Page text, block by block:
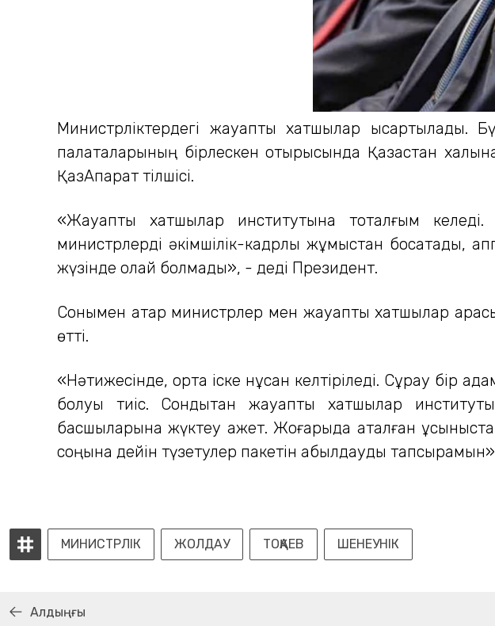
Министрліктердегі жауапты хатшылар
палаталарының бірлескен отырысында Қазақстан
ҚазАқпарат тілшісі.
«Жауапты хатшылар институтына тоқталғым
министрлерді әкімшілік-кадрлық жұмыстан босатады,
жүзінде олай болмады», - деді Президент.
Сонымен қатар министрлер мен жауапты хатшылар
өтті.
«Нәтижесінде, ортақ іске нұқсан келтіріледі. Сұрау
болуы тиіс. Сондықтан жауапты хатшылар
басшыларына жүктеу қажет. Жоғарыда аталған
соңына дейін түзетулер пакетін қабылдауды
МИНИСТРЛІК ЖОЛДАУ ТОҚАЕВ ШЕНЕУНІК
Алдыңғы